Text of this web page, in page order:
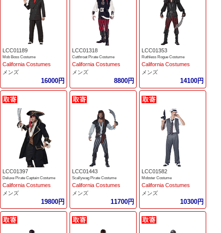
LCC01189
Mob Boss Costume
California Costumes
メンズ
16000円
LCC01318
Cutthroat Pirate Costume
California Costumes
メンズ
8800円
LCC01353
Ruthless Rogue Costume
California Costumes
メンズ
14100円
LCC01397
Deluxe Pirate Captain Costume
California Costumes
メンズ
19800円
LCC01443
Scallywag Pirate Costume
California Costumes
メンズ
11700円
LCC01582
Mobster Costume
California Costumes
メンズ
10300円